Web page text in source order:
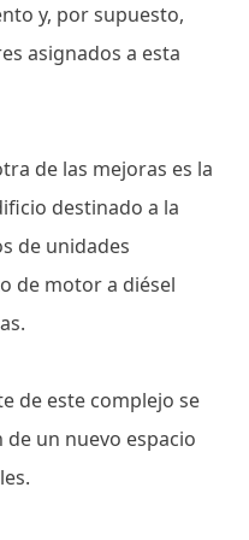
y, por supuesto,
asignados a esta
de las mejoras es la
destinado a la
de unidades
de motor a diésel
de este complejo se
un nuevo espacio